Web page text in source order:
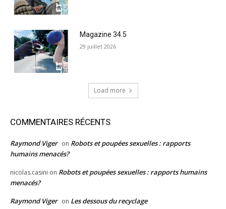
Magazine 34.5
29 juillet 2026
Load more
COMMENTAIRES RÉCENTS
Raymond Viger on Robots et poupées sexuelles : rapports
humains menacés?
nicolas.casini on Robots et poupées sexuelles : rapports humains
menacés?
Raymond Viger on Les dessous du recyclage